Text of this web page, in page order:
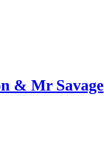
& Mr Savage